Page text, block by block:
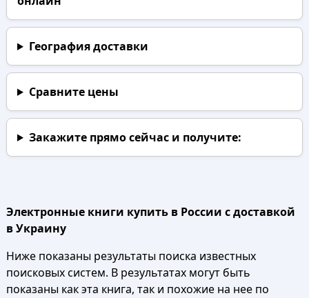
География доставки
Сравните цены
Закажите прямо сейчаси получите:
Электронные книги купить в России с доставкой
в Украину
Ниже показаны результаты поиска известных
поисковых систем. В результатах могут быть
показаны как эта книга, так и похожие на нее по